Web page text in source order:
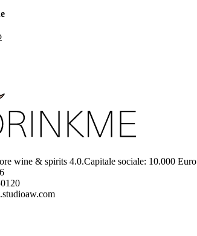
wine & spirits 4.0.Capitale sociale: 10.000 Euro